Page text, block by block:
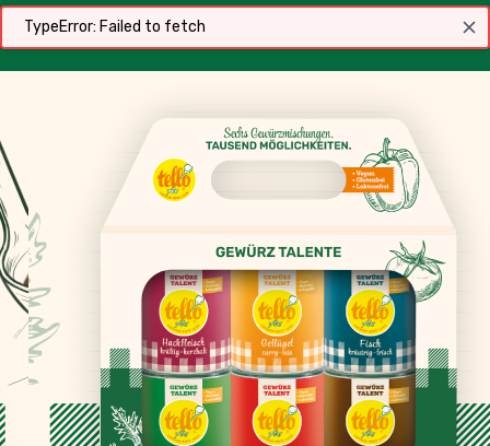
Lecker. Vielseitig. Ganz
ohne Schnickschnack.
Jetzt unseren Vorteilspack zum Sonderpreis von
nur 19,99 € entdecken!